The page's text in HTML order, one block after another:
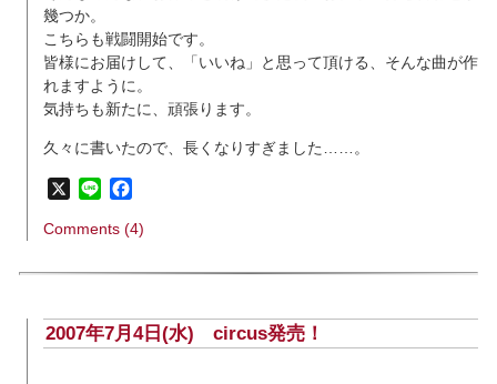
幾つか。
こちらも戦闘開始です。
皆様にお届けして、「いいね」と思って頂ける、そんな曲が作
れますように。
気持ちも新たに、頑張ります。
久々に書いたので、長くなりすぎました……。
X Line
Comments (4)
2007年7月4日(水) circus発売！